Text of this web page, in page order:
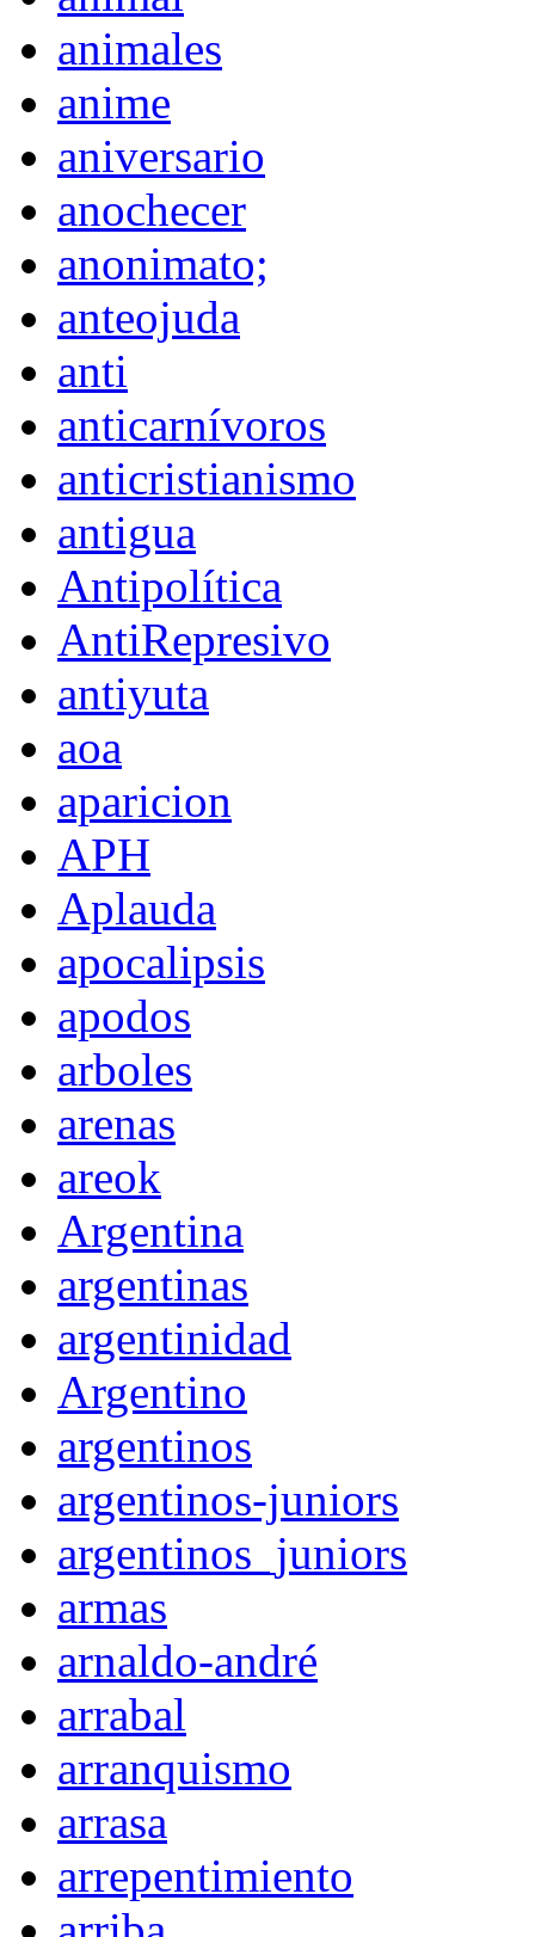
animales
anime
aniversario
anochecer
anonimato;
anteojuda
anti
anticarnívoros
anticristianismo
antigua
Antipolítica
AntiRepresivo
antiyuta
aoa
aparicion
APH
Aplauda
apocalipsis
apodos
arboles
arenas
areok
Argentina
argentinas
argentinidad
Argentino
argentinos
argentinos-juniors
argentinos_juniors
armas
arnaldo-andré
arrabal
arranquismo
arrasa
arrepentimiento